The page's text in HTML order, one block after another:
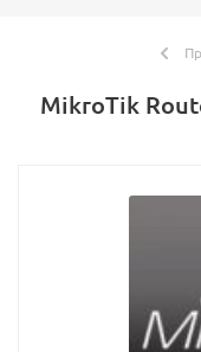
MikroTik